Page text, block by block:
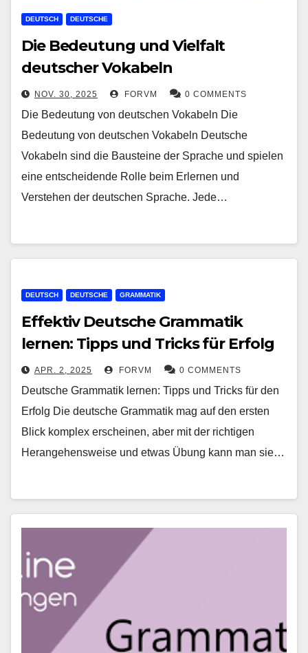
DEUTSCH DEUTSCHE
Die Bedeutung und Vielfalt
deutscher Vokabeln
NOV. 30, 2025 FORVM 0 COMMENTS
Die Bedeutung von deutschen Vokabeln Die
Bedeutung von deutschen Vokabeln Deutsche
Vokabeln sind die Bausteine der Sprache und spielen
eine entscheidende Rolle beim Erlernen und
Verstehen der deutschen Sprache. Jede…
DEUTSCH DEUTSCHE GRAMMATIK
Effektiv Deutsche Grammatik
lernen: Tipps und Tricks für Erfolg
APR. 2, 2025 FORVM 0 COMMENTS
Deutsche Grammatik lernen: Tipps und Tricks für den
Erfolg Die deutsche Grammatik mag auf den ersten
Blick komplex erscheinen, aber mit der richtigen
Herangehensweise und etwas Übung kann man sie…